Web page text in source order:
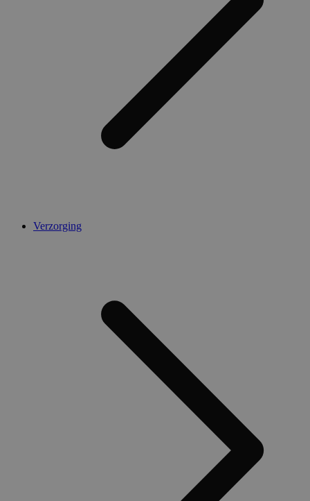
Verzorging